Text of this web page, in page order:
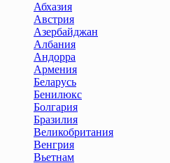
Абхазия
Австрия
Азербайджан
Албания
Андорра
Армения
Беларусь
Бенилюкс
Болгария
Бразилия
Великобритания
Венгрия
Вьетнам